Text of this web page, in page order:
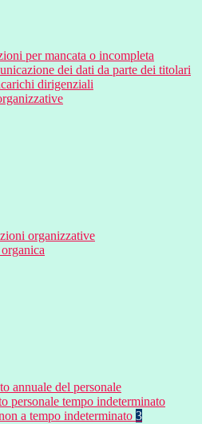
per mancata o incompleta
dei dati da parte dei titolari
dirigenziali
organizzative
annuale del personale
personale tempo indeterminato
a tempo indeterminato 3